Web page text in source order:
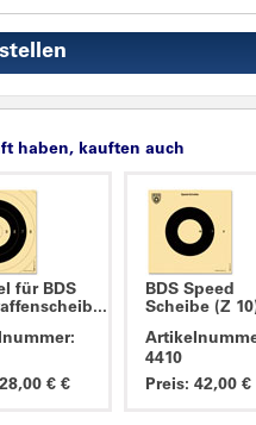
haben, kauften auch
für BDS
€ €
BDS Speed
Scheibe (Z
4410
Preis: 42,00 €